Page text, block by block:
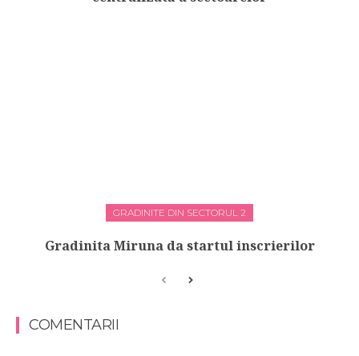
GRADINITE DIN SECTORUL 2
Gradinita Miruna da startul inscrierilor
COMENTARII